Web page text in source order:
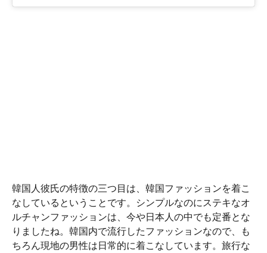
韓国人彼氏の特徴の三つ目は、韓国ファッションを着こ
なしているということです。シンプルなのにステキなオ
ルチャンファッションは、今や日本人の中でも定番とな
りましたね。韓国内で流行したファッションなので、も
ちろん現地の男性は日常的に着こなしています。旅行な